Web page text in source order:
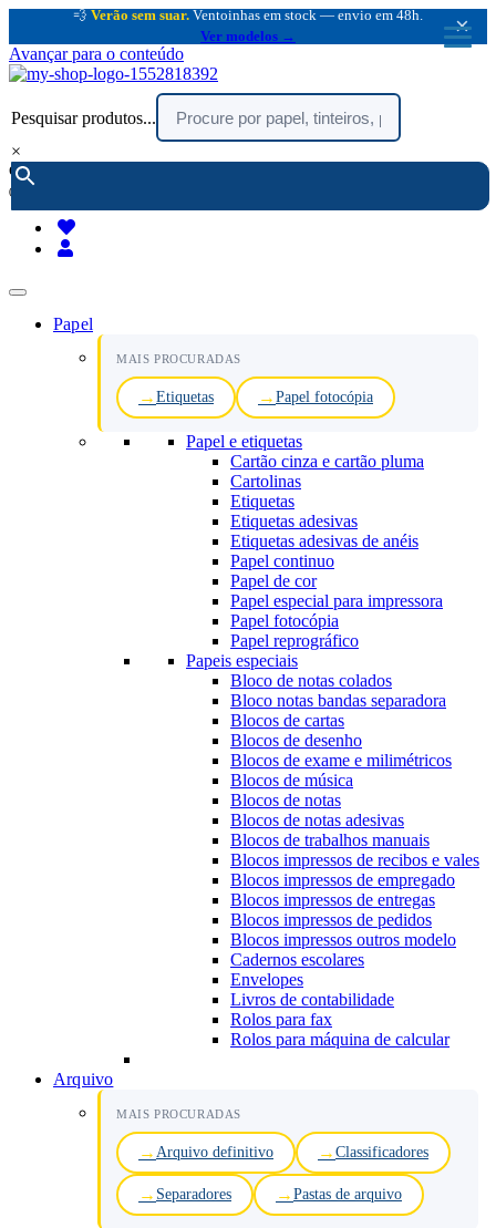
💨 Verão sem suar. Ventoinhas em stock — envio em 48h.
Ver modelos →
×
Avançar para o conteúdo
Pesquisar produtos...
×
encomendar por telefone :
(chamada rede fixa nacional)
Papel
MAIS PROCURADAS
Etiquetas Papel fotocópia
Papel e etiquetas
Cartão cinza e cartão pluma
Cartolinas
Etiquetas
Etiquetas adesivas
Etiquetas adesivas de anéis
Papel continuo
Papel de cor
Papel especial para impressora
Papel fotocópia
Papel reprográfico
Papeis especiais
Bloco de notas colados
Bloco notas bandas separadora
Blocos de cartas
Blocos de desenho
Blocos de exame e milimétricos
Blocos de música
Blocos de notas
Blocos de notas adesivas
Blocos de trabalhos manuais
Blocos impressos de recibos e vales
Blocos impressos de empregado
Blocos impressos de entregas
Blocos impressos de pedidos
Blocos impressos outros modelo
Cadernos escolares
Envelopes
Livros de contabilidade
Rolos para fax
Rolos para máquina de calcular
Arquivo
MAIS PROCURADAS
Arquivo definitivo Classificadores
Separadores Pastas de arquivo